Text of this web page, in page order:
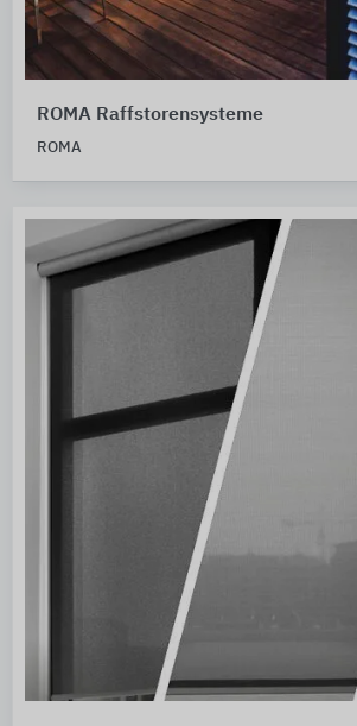
ROMA Raffstorensysteme
ROMA